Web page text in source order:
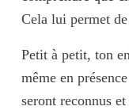
Cela lui permet de
Petit à petit, ton
même en
seront reconnus